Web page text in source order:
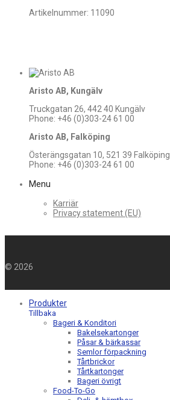
Artikelnummer: 11090
Aristo AB, Kungälv
Truckgatan 26, 442 40 Kungälv
Phone: +46 (0)303-24 61 00
Aristo AB, Falköping
Österängsgatan 10, 521 39 Falköping
Phone: +46 (0)303-24 61 00
Menu
Karriär
Privacy statement (EU)
© 2026
Produkter
Tillbaka
Bageri & Konditori
Bakelsekartonger
Påsar & bärkassar
Semlor förpackning
Tårtbrickor
Tårtkartonger
Bageri övrigt
Food-To-Go